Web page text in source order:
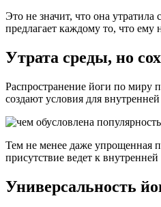
Это не значит, что она
предлагает каждому то, что ему
Утрата среды, но
Распространение йоги по миру
создают условия для
Тем не менее даже упрощенная
присутствие ведет к
Универсальность